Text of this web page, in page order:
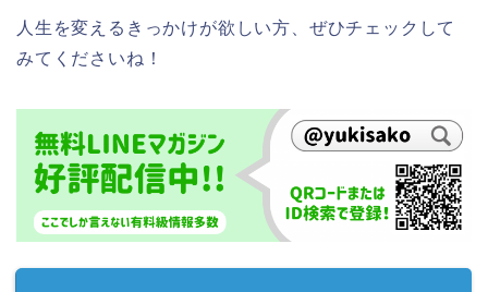
人生を変えるきっかけが欲しい方、ぜひチェックして
みてくださいね！